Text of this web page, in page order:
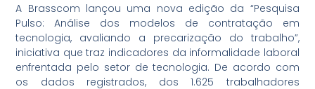
A Brasscom lançou uma nova edição da “Pesquisa
Pulso: Análise dos modelos de contratação em
tecnologia, avaliando a precarização do trabalho”,
iniciativa que traz indicadores da informalidade laboral
enfrentada pelo setor de tecnologia. De acordo com
os dados registrados, dos 1.625 trabalhadores